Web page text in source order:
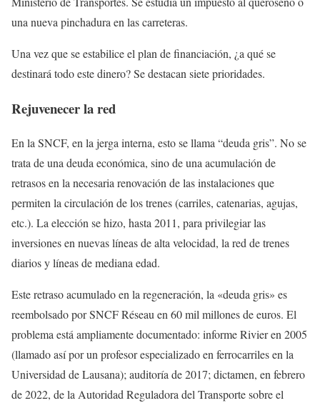
una nueva pinchadura en las carreteras.
Una vez que se estabilice el plan de financiación, ¿a qué se
destinará todo este dinero? Se destacan siete prioridades.
Rejuvenecer la red
En la SNCF, en la jerga interna, esto se llama “deuda gris”. No se
trata de una deuda económica, sino de una acumulación de
retrasos en la necesaria renovación de las instalaciones que
permiten la circulación de los trenes (carriles, catenarias, agujas,
etc.). La elección se hizo, hasta 2011, para privilegiar las
inversiones en nuevas líneas de alta velocidad, la red de trenes
diarios y líneas de mediana edad.
Este retraso acumulado en la regeneración, la «deuda gris» es
reembolsado por SNCF Réseau en 60 mil millones de euros. El
problema está ampliamente documentado: informe Rivier en 2005
(llamado así por un profesor especializado en ferrocarriles en la
Universidad de Lausana); auditoría de 2017; dictamen, en febrero
de 2022, de la Autoridad Reguladora del Transporte sobre el